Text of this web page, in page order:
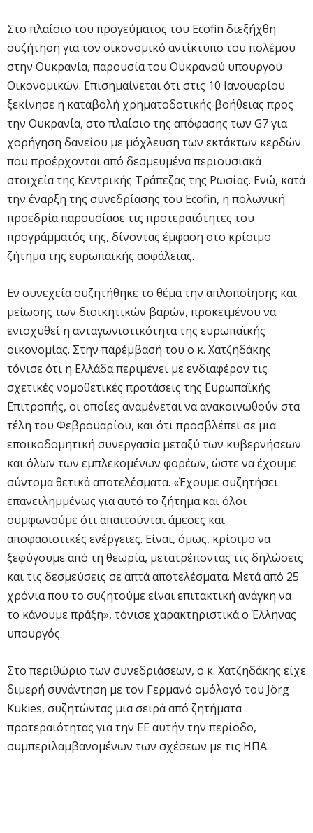
Στο πλαίσιο του προγεύματος του Ecofin διεξήχθη
συζήτηση για τον οικονομικό αντίκτυπο του πολέμου
στην Ουκρανία, παρουσία του Ουκρανού υπουργού
Οικονομικών. Επισημαίνεται ότι στις 10 Ιανουαρίου
ξεκίνησε η καταβολή χρηματοδοτικής βοήθειας προς
την Ουκρανία, στο πλαίσιο της απόφασης των G7 για
χορήγηση δανείου με μόχλευση των εκτάκτων κερδών
που προέρχονται από δεσμευμένα περιουσιακά
στοιχεία της Κεντρικής Τράπεζας της Ρωσίας. Ενώ, κατά
την έναρξη της συνεδρίασης του Ecofin, η πολωνική
προεδρία παρουσίασε τις προτεραιότητες του
προγράμματός της, δίνοντας έμφαση στο κρίσιμο
ζήτημα της ευρωπαϊκής ασφάλειας.
Εν συνεχεία συζητήθηκε το θέμα την απλοποίησης και
μείωσης των διοικητικών βαρών, προκειμένου να
ενισχυθεί η ανταγωνιστικότητα της ευρωπαϊκής
οικονομίας. Στην παρέμβασή του ο κ. Χατζηδάκης
τόνισε ότι η Ελλάδα περιμένει με ενδιαφέρον τις
σχετικές νομοθετικές προτάσεις της Ευρωπαϊκής
Επιτροπής, οι οποίες αναμένεται να ανακοινωθούν στα
τέλη του Φεβρουαρίου, και ότι προσβλέπει σε μια
εποικοδομητική συνεργασία μεταξύ των κυβερνήσεων
και όλων των εμπλεκομένων φορέων, ώστε να έχουμε
σύντομα θετικά αποτελέσματα. «Έχουμε συζητήσει
επανειλημμένως για αυτό το ζήτημα και όλοι
συμφωνούμε ότι απαιτούνται άμεσες και
αποφασιστικές ενέργειες. Είναι, όμως, κρίσιμο να
ξεφύγουμε από τη θεωρία, μετατρέποντας τις δηλώσεις
και τις δεσμεύσεις σε απτά αποτελέσματα. Μετά από 25
χρόνια που το συζητούμε είναι επιτακτική ανάγκη να
το κάνουμε πράξη», τόνισε χαρακτηριστικά ο Έλληνας
υπουργός.
Στο περιθώριο των συνεδριάσεων, ο κ. Χατζηδάκης είχε
διμερή συνάντηση με τον Γερμανό ομόλογό του Jörg
Kukies, συζητώντας μια σειρά από ζητήματα
προτεραιότητας για την ΕΕ αυτήν την περίοδο,
συμπεριλαμβανομένων των σχέσεων με τις ΗΠΑ.